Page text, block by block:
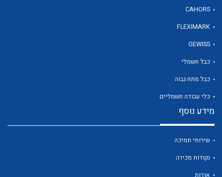
CAHORS
FLEXIMARK
GEWISS
כבל חשמלי
כבל מתח גבוה
כלי עבודה חשמליים
מידע נוסף
שירותי תמיכה
נקודות מכירה
אודות